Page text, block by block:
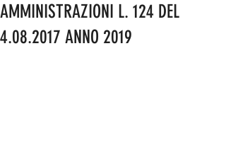
AMMINISTRAZIONI L. 124 DEL
4.08.2017 ANNO 2019